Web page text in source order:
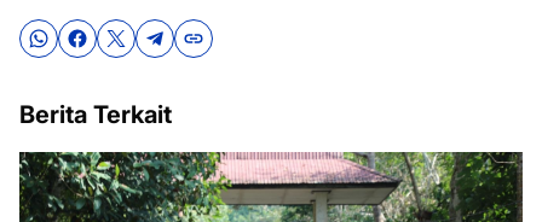
Berita Terkait